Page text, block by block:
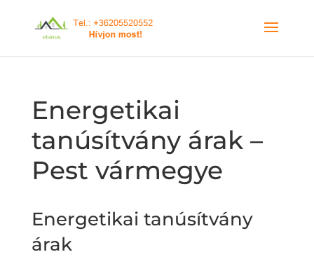
Energetikai
tanúsítvány árak –
Pest vármegye
Energetikai tanúsítvány
árak